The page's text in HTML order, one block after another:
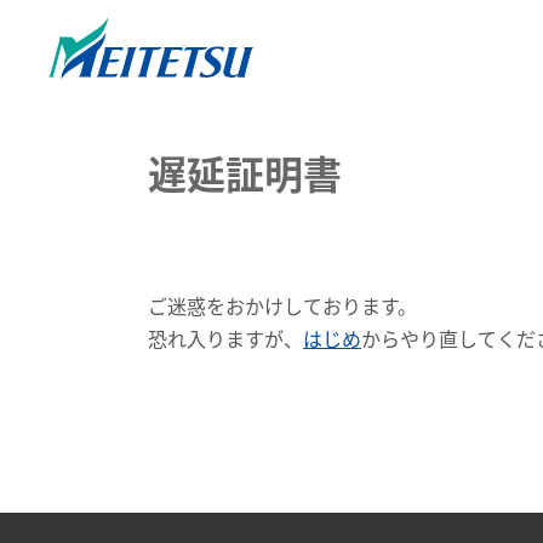
遅延証明書
ご迷惑をおかけしております。
恐れ入りますが、 はじめからやり直してくだ